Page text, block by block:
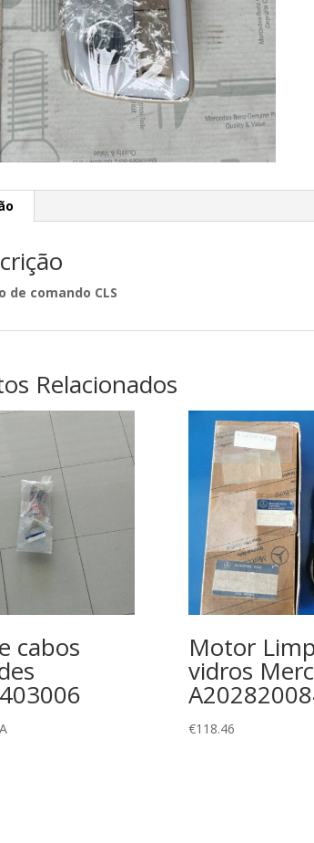
de comando CLS
Relacionados
cabos Motor
vidros
€118.46